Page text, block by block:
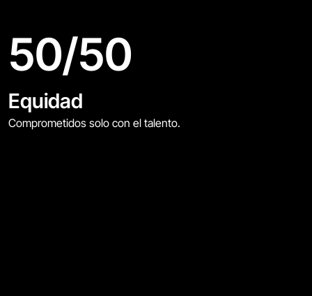
50/50
Equidad
Comprometidos solo con el talento.